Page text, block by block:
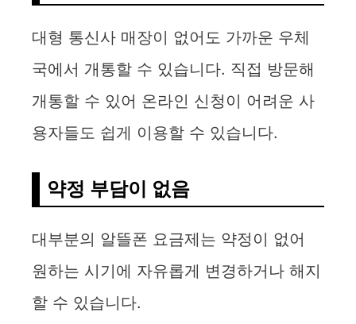
대형 통신사 매장이 없어도 가까운 우체
국에서 개통할 수 있습니다. 직접 방문해
개통할 수 있어 온라인 신청이 어려운 사
용자들도 쉽게 이용할 수 있습니다.
약정 부담이 없음
대부분의 알뜰폰 요금제는 약정이 없어
원하는 시기에 자유롭게 변경하거나 해지
할 수 있습니다.